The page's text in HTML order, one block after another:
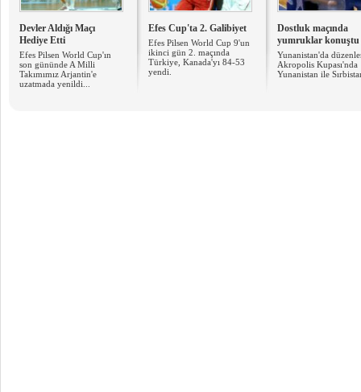
Devler Aldığı Maçı
Hediye Etti
Efes Pilsen World Cup'ın
son gününde A Milli
Takımımız Arjantin'e
uzatmada yenildi...
Efes Cup'ta 2. Galibiyet
Efes Pilsen World Cup 9'un
ikinci gün 2. maçında
Türkiye, Kanada'yı 84-53
yendi.
Dostluk maçında
yumruklar konuştu
Yunanistan'da
Akropolis Kupası'nda
Yunanistan ile